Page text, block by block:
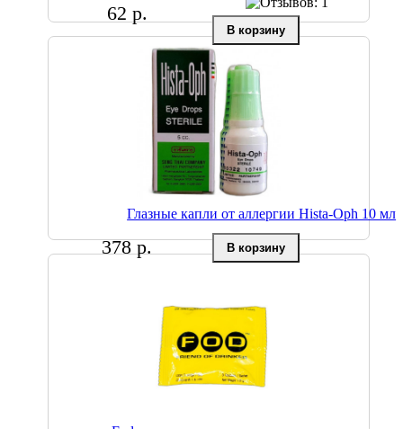
62 р.
Глазные капли от аллергии Hista-Oph 10 мл
378 р.